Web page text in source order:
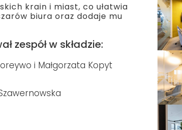
krain i miast, co ułatwia
biura oraz dodaje mu
zespół w składzie:
i Małgorzata Kopyt